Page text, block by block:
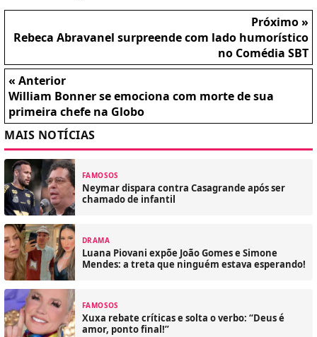
Próximo »
Rebeca Abravanel surpreende com lado humorístico
no Comédia SBT
« Anterior
William Bonner se emociona com morte de sua
primeira chefe na Globo
MAIS NOTÍCIAS
FAMOSOS
Neymar dispara contra Casagrande após ser
chamado de infantil
DRAMA
Luana Piovani expõe João Gomes e Simone
Mendes: a treta que ninguém estava esperando!
FAMOSOS
Xuxa rebate críticas e solta o verbo: “Deus é
amor, ponto final!”